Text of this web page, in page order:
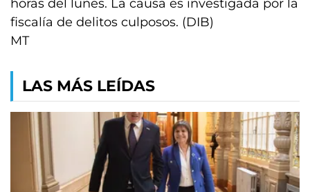
horas del lunes. La causa es investigada por la
fiscalía de delitos culposos. (DIB)
MT
LAS MÁS LEÍDAS